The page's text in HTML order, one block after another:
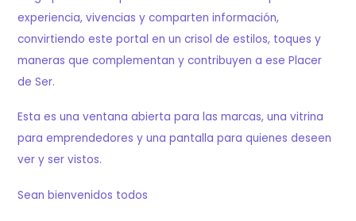
experiencia, vivencias y comparten información,
convirtiendo este portal en un crisol de estilos, toques y
maneras que complementan y contribuyen a ese Placer
de Ser.
Esta es una ventana abierta para las marcas, una vitrina
para emprendedores y una pantalla para quienes deseen
ver y ser vistos.
Sean bienvenidos todos